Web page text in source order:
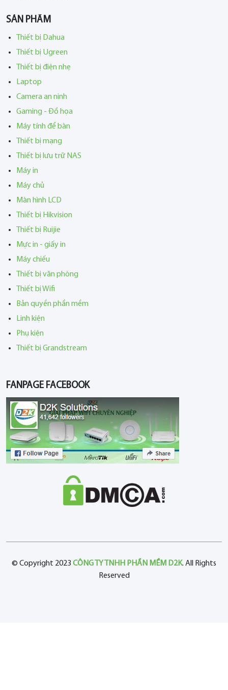
SẢN PHẨM
Thiết bị Dahua
Thiết bị Ugreen
Thiết bị điện nhẹ
Laptop
Camera an ninh
Gaming - Đồ họa
Máy tính để bàn
Thiết bị mạng
Thiết bị lưu trữ NAS
Máy in
Máy chủ
Màn hình LCD
Thiết bị Hikvision
Thiết bị Ruijie
Mực in - giấy in
Máy chiếu
Thiết bị văn phòng
Thiết bị Wifi
Bản quyền phần mềm
Linh kiện
Phụ kiện
Thiết bị Grandstream
FANPAGE FACEBOOK
© Copyright 2023 CÔNG TY TNHH PHẦN MỀM D2K. All Rights
Reserved